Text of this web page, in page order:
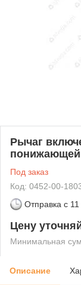
Рычаг
Под заказ
Код: 0452-00-
Отправка с 11
Цену
Минимальная
Описание